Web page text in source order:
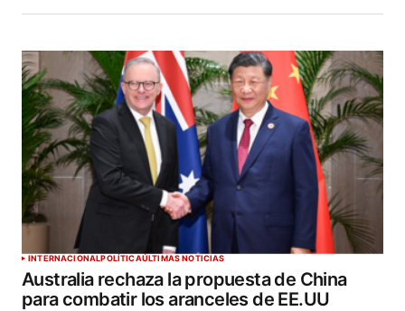
INTERNACIONALPOLÍTICAÚLTIMAS NOTICIAS
Australia rechaza la propuesta de China
para combatir los aranceles de EE.UU